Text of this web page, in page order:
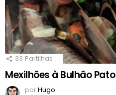
33 Partilhas
Mexilhões à Bulhão Pato
porHugo